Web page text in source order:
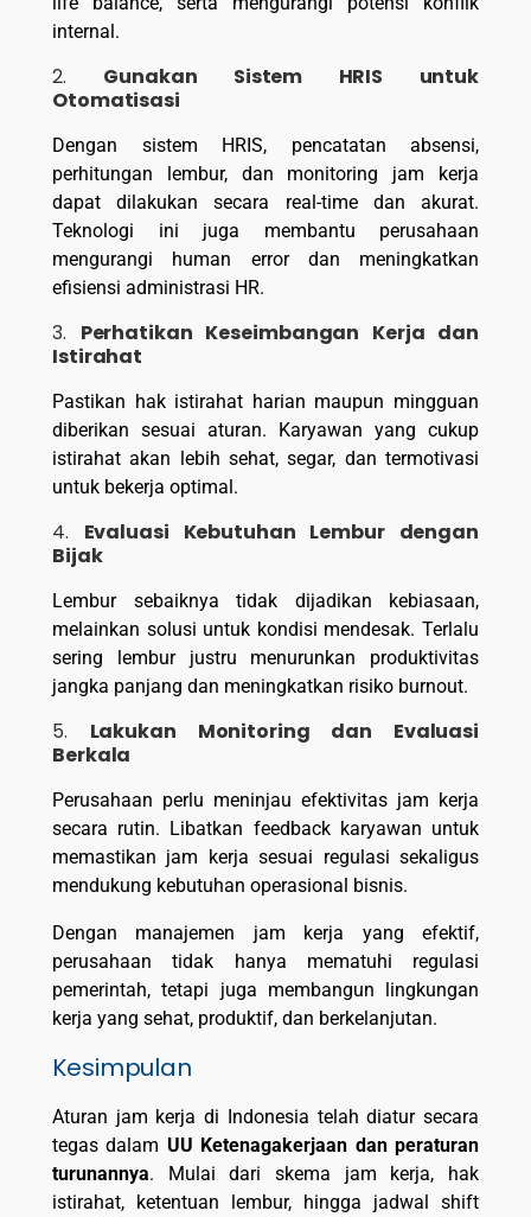
internal.
2. Gunakan Sistem HRIS untuk
Otomatisasi
Dengan sistem HRIS, pencatatan absensi,
perhitungan lembur, dan monitoring jam kerja
dapat dilakukan secara real-time dan akurat.
Teknologi ini juga membantu perusahaan
mengurangi human error dan meningkatkan
efisiensi administrasi HR.
3. Perhatikan Keseimbangan Kerja dan
Istirahat
Pastikan hak istirahat harian maupun mingguan
diberikan sesuai aturan. Karyawan yang cukup
istirahat akan lebih sehat, segar, dan termotivasi
untuk bekerja optimal.
4. Evaluasi Kebutuhan Lembur dengan
Bijak
Lembur sebaiknya tidak dijadikan kebiasaan,
melainkan solusi untuk kondisi mendesak. Terlalu
sering lembur justru menurunkan produktivitas
jangka panjang dan meningkatkan risiko burnout.
5. Lakukan Monitoring dan Evaluasi
Berkala
Perusahaan perlu meninjau efektivitas jam kerja
secara rutin. Libatkan feedback karyawan untuk
memastikan jam kerja sesuai regulasi sekaligus
mendukung kebutuhan operasional bisnis.
Dengan manajemen jam kerja yang efektif,
perusahaan tidak hanya mematuhi regulasi
pemerintah, tetapi juga membangun lingkungan
kerja yang sehat, produktif, dan berkelanjutan.
Kesimpulan
Aturan jam kerja di Indonesia telah diatur secara
tegas dalam UU Ketenagakerjaan dan peraturan
turunannya. Mulai dari skema jam kerja, hak
istirahat, ketentuan lembur, hingga jadwal shift